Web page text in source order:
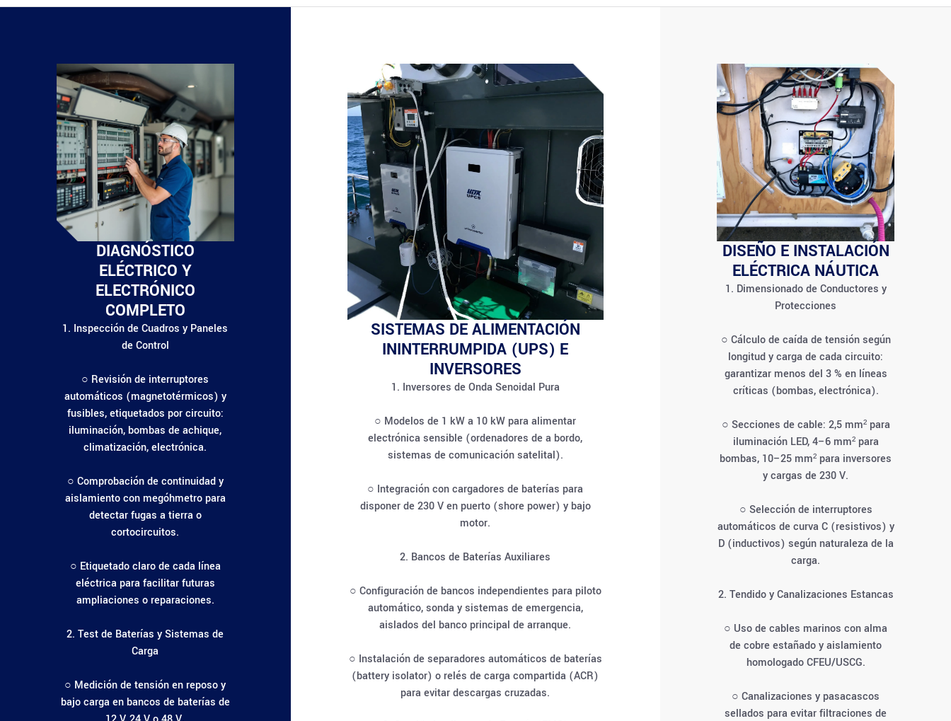
DIAGNÓSTICO
ELÉCTRICO Y
ELECTRÓNICO
COMPLETO
1. Inspección de Cuadros y Paneles
de Control
○ Revisión de interruptores
automáticos (magnetotérmicos) y
fusibles, etiquetados por circuito:
iluminación, bombas de achique,
climatización, electrónica.
○ Comprobación de continuidad y
aislamiento con megóhmetro para
detectar fugas a tierra o
cortocircuitos.
○ Etiquetado claro de cada línea
eléctrica para facilitar futuras
ampliaciones o reparaciones.
2. Test de Baterías y Sistemas de
Carga
○ Medición de tensión en reposo y
bajo carga en bancos de baterías de
SISTEMAS DE ALIMENTACIÓN
ININTERRUMPIDA (UPS) E
INVERSORES
1. Inversores de Onda Senoidal Pura
○ Modelos de 1 kW a 10 kW para alimentar
electrónica sensible (ordenadores de a bordo,
sistemas de comunicación satelital).
○ Integración con cargadores de baterías para
disponer de 230 V en puerto (shore power) y bajo
motor.
2. Bancos de Baterías Auxiliares
○ Configuración de bancos independientes para piloto
automático, sonda y sistemas de emergencia,
aislados del banco principal de arranque.
○ Instalación de separadores automáticos de baterías
(battery isolator) o relés de carga compartida (ACR)
para evitar descargas cruzadas.
DISEÑO E INSTALACIÓN
ELÉCTRICA NÁUTICA
1. Dimensionado de Conductores y
Protecciones
○ Cálculo de caída de tensión según
longitud y carga de cada circuito:
garantizar menos del 3 % en líneas
críticas (bombas, electrónica).
○ Secciones de cable: 2,5 mm² para
iluminación LED, 4–6 mm² para
bombas, 10–25 mm² para inversores
y cargas de 230 V.
○ Selección de interruptores
automáticos de curva C (resistivos) y
D (inductivos) según naturaleza de la
carga.
2. Tendido y Canalizaciones Estancas
○ Uso de cables marinos con alma
de cobre estañado y aislamiento
homologado CFEU/USCG.
○ Canalizaciones y pasacascos
sellados para evitar filtraciones de